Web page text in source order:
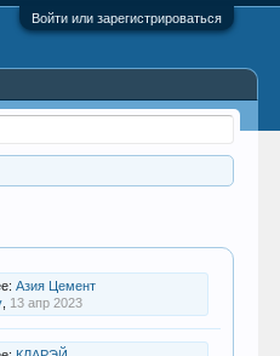
Войти или зарегистрироваться
Азия Цемент
, 13 апр 2023